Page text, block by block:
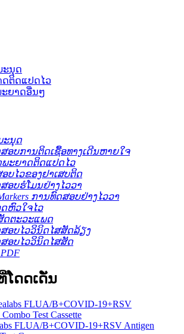
ະນຸດ
ຕິດແປດໄວ
ຍາດອື່ນໆ
ະນຸດ
ອບການຕິດເຊື້ອທາງເດີນຫາຍໃຈ
ະຍາດຕິດແປດໄວ
ບໄວຂອງຢາເສບຕິດ
ອບຮໍໂມນຢ່າງໄວວາ
ການທົດສອບຢ່າງໄວວາ
ຫົວໃຈໄວ
ດຕະວະແພດ
ອບໄວວິນິດໄສສັດລ້ຽງ
ອບໄວວິນິດໄສສັດ
ດດເດັ່ນ
FLUA/B+COVID-19+RSV Antigen